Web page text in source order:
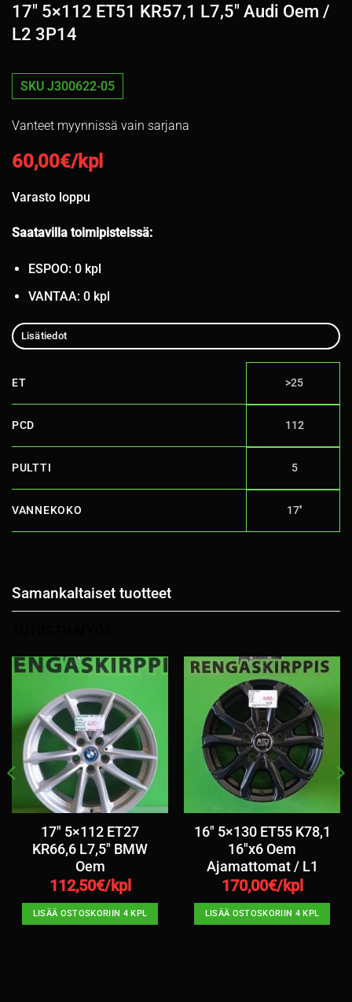
17″ 5×112 ET51 KR57,1 L7,5″ Audi Oem /
L2 3P14
SKU J300622-05
Vanteet myynnissä vain sarjana
60,00€/kpl
Varasto loppu
Saatavilla toimipisteissä:
ESPOO: 0 kpl
VANTAA: 0 kpl
Lisätiedot
ET >25
PCD 112
PULTTI 5
VANNEKOKO 17''
Samankaltaiset tuotteet
17″ 5×112 ET27
KR66,6 L7,5″ BMW
Oem
112,50€/kpl
LISÄÄ OSTOSKORIIN 4 KPL
16″ 5×130 ET55 K78,1
16″x6 Oem
Ajamattomat / L1
170,00€/kpl
LISÄÄ OSTOSKORIIN 4 KPL